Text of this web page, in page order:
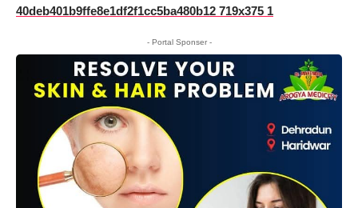
- Portal Sponser -